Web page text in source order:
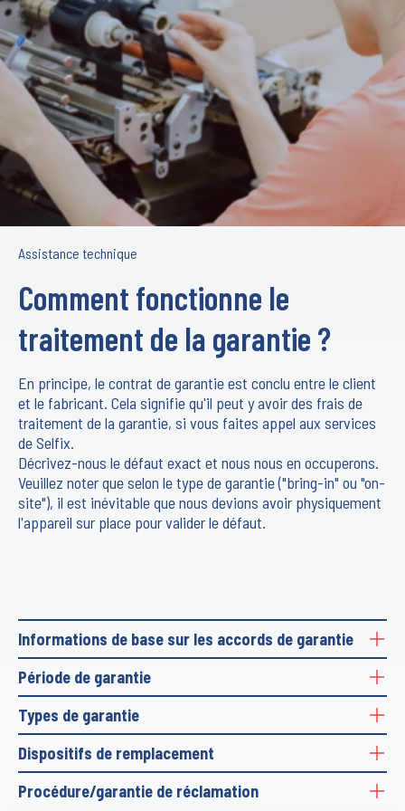
Assistance technique
Comment fonctionne le
traitement de la garantie ?
En principe, le contrat de garantie est conclu entre le client
et le fabricant. Cela signifie qu'il peut y avoir des frais de
traitement de la garantie, si vous faites appel aux services
de Selfix.
Décrivez-nous le défaut exact et nous nous en occuperons.
Veuillez noter que selon le type de garantie ("bring-in" ou "on-
site"), il est inévitable que nous devions avoir physiquement
l'appareil sur place pour valider le défaut.
Informations de base sur les accords de garantie
Les services de garantie se déroulent entre l'acheteur/client et le
fabricant de l'appareil. Ils varient selon le fabricant et couvrent les
services dans la limite des accords de garantie conclus par les
fabricants.
Période de garantie
La période de garantie est généralement de 12 mois, sauf
offrent une garantie de 24 mois si le produit est enregistré ou s'il
a été convenu autrement.
Types de garantie
Fondamentalement, nous distinguons entre a) la garantie "bring-
doit envoyer l'appareil à Selfix pour réparation. Selfix organisera
Dispositifs de remplacement
L'équipement de remplacement n'est pas inclus dans les accords
Procédure/garantie de réclamation